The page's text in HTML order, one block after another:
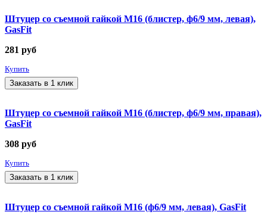
Штуцер со съемной гайкой М16 (блистер, ф6/9 мм, левая),
GasFit
281 руб
Купить
Заказать в 1 клик
Штуцер со съемной гайкой М16 (блистер, ф6/9 мм, правая),
GasFit
308 руб
Купить
Заказать в 1 клик
Штуцер со съемной гайкой М16 (ф6/9 мм, левая), GasFit